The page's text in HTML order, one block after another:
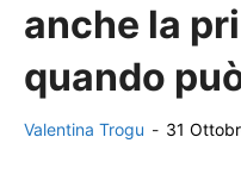
anche la
quando
Valentina Trogu - 31